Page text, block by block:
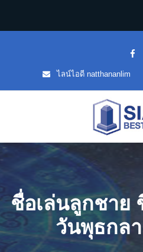
ไลน์ไอดี natthananlim
ชื่อเล่นลูกชาย
วันพุธกล